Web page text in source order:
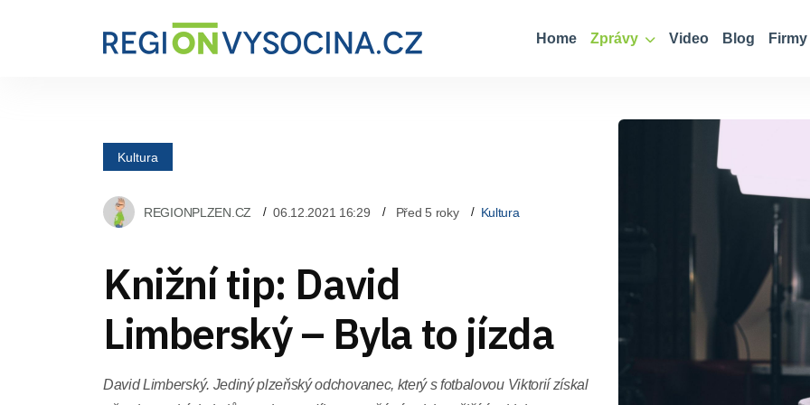
Home Zprávy Video Blog Firmy
Kultura
REGIONPLZEN.CZ 06.12.2021 16:29 Před 5 roky Kultura
Knižní tip: David
Limberský – Byla to jízda
David Limberský. Jediný plzeňský odchovanec, který s fotbalovou Viktorií získal